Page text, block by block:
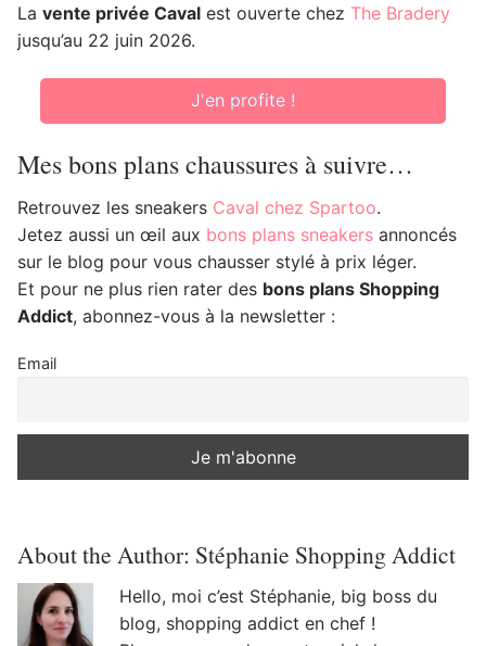
La vente privée Caval est ouverte chez The Bradery
jusqu’au 22 juin 2026.
J'en profite !
Mes bons plans chaussures à suivre…
Retrouvez les sneakers Caval chez Spartoo.
Jetez aussi un œil aux bons plans sneakers annoncés
sur le blog pour vous chausser stylé à prix léger.
Et pour ne plus rien rater des bons plans Shopping
Addict, abonnez-vous à la newsletter :
Email
About the Author: Stéphanie Shopping Addict
Hello, moi c’est Stéphanie, big boss du
blog, shopping addict en chef !